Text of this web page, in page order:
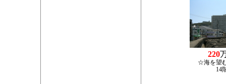
220
☆海を望
14